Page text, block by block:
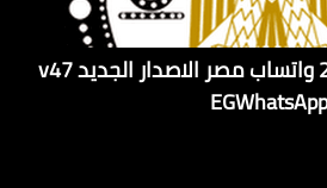
مصري واتس اب 2026 واتساب مصر الاصدار الجديد v47